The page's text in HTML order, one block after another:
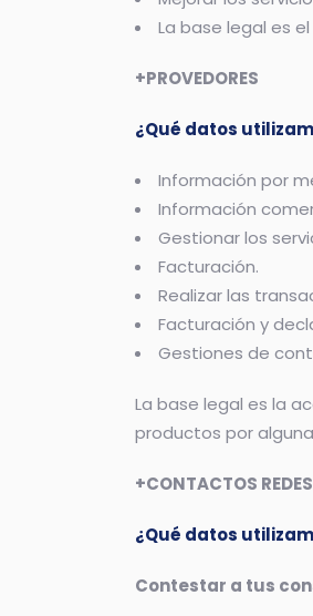
La base legal es
+PROVEDORES
¿Qué datos
Información por
Información
Gestionar los
Facturación.
Realizar las
Facturación y
Gestiones de
La base legal es la
productos por
+CONTACTOS
¿Qué datos
Contestar a tus